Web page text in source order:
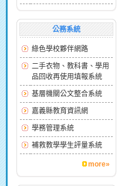
公務系統
綠色學校夥伴網路
二手衣物、教科書、學用
品回收再使用填報系統
基層機關公文整合系統
嘉義縣教育資訊網
學務管理系統
補救教學學生評量系統
more»